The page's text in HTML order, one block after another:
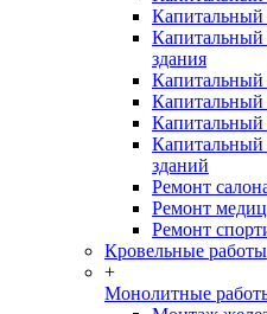
Капитальный
Капитальный
здания
Капитальный
Капитальный
Капитальный
Капитальный
зданий
Ремонт
Ремонт
Ремонт
Кровельные работы
+
Монолитные